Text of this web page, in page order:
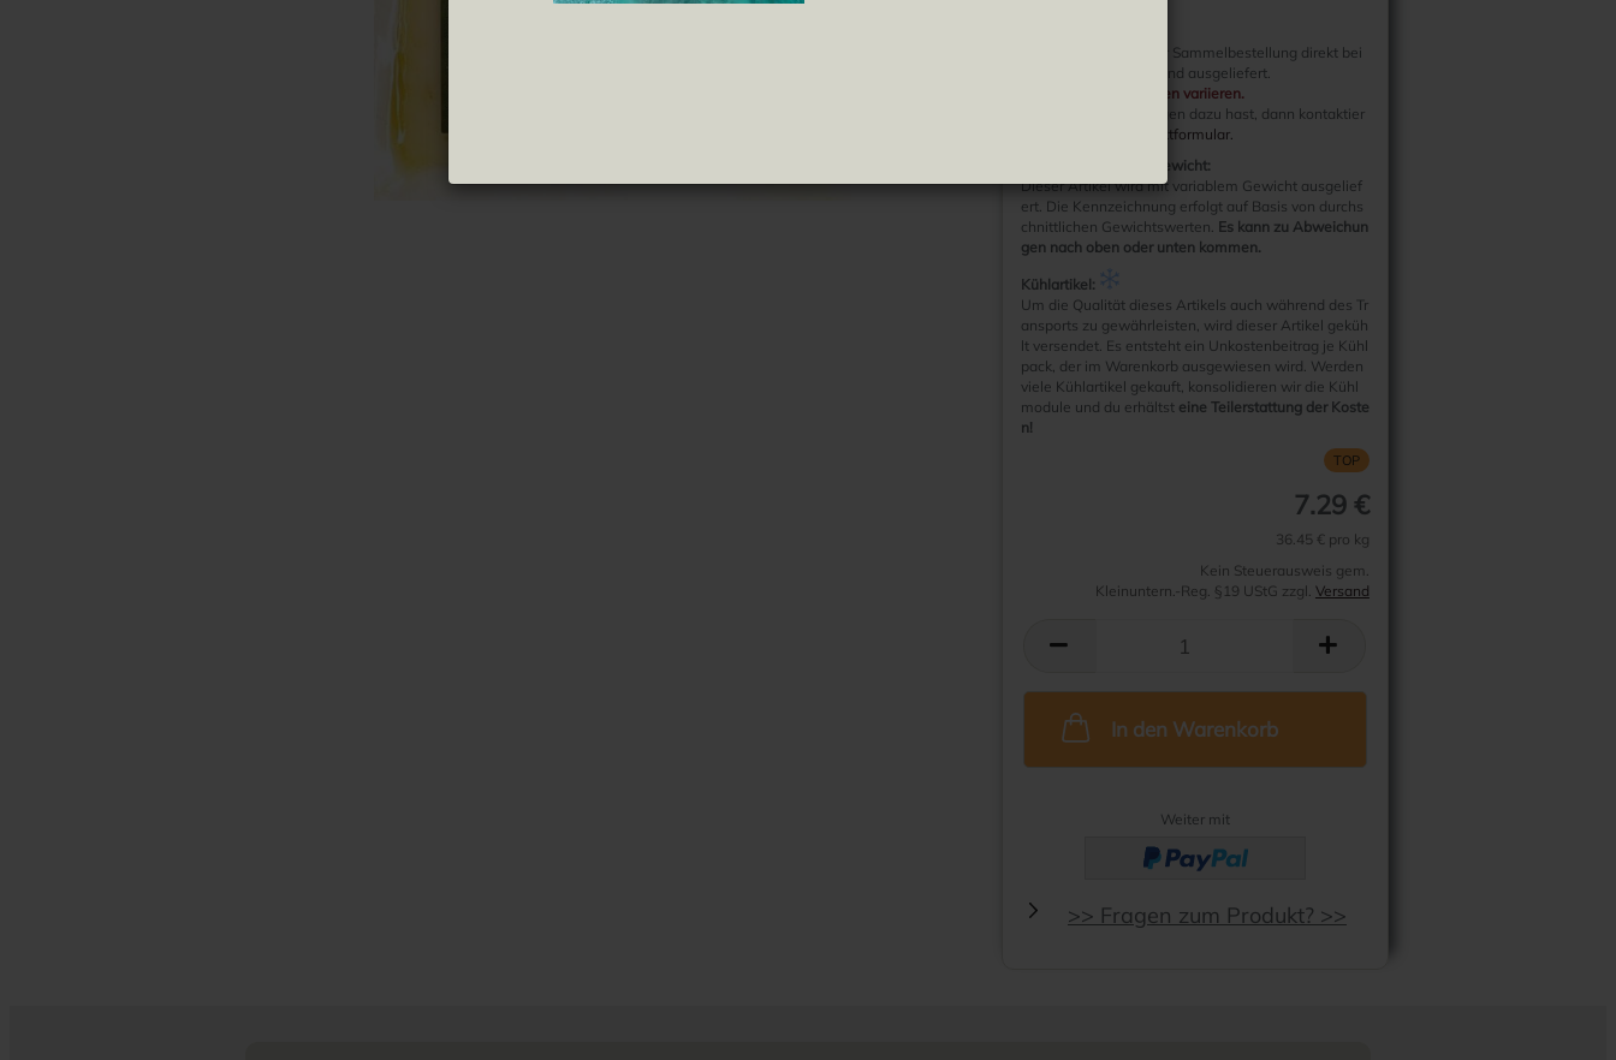
Dieser Artikel wird per Sammelbestellung direkt bei
m Hersteller bestellt und ausgeliefert.
Die Lieferzeiten können variieren.
Wenn du weitere Fragen dazu hast, dann kontaktier
Kontaktformular.
Hinweis zum Artikelgewicht:
Dieser Artikel wird mit variablem Gewicht ausgelief
ert. Die Kennzeichnung erfolgt auf Basis von durchs
chnittlichen Gewichtswerten. Es kann zu Abweichun
gen nach oben oder unten kommen.
Kühlartikel:
Um die Qualität dieses Artikels auch während des Tr
ansports zu gewährleisten, wird dieser Artikel geküh
lt versendet. Es entsteht ein Unkostenbeitrag je Kühl
pack, der im Warenkorb ausgewiesen wird. Werden
viele Kühlartikel gekauft, konsolidieren wir die Kühl
module und du erhältst eine Teilerstattung der Koste
n!
TOP
7.29 €
36.45 € pro kg
Kein Steuerausweis gem.
Kleinuntern.-Reg. §19 UStG zzgl. Versand
In den Warenkorb
Weiter mit
>> Fragen zum Produkt? >>